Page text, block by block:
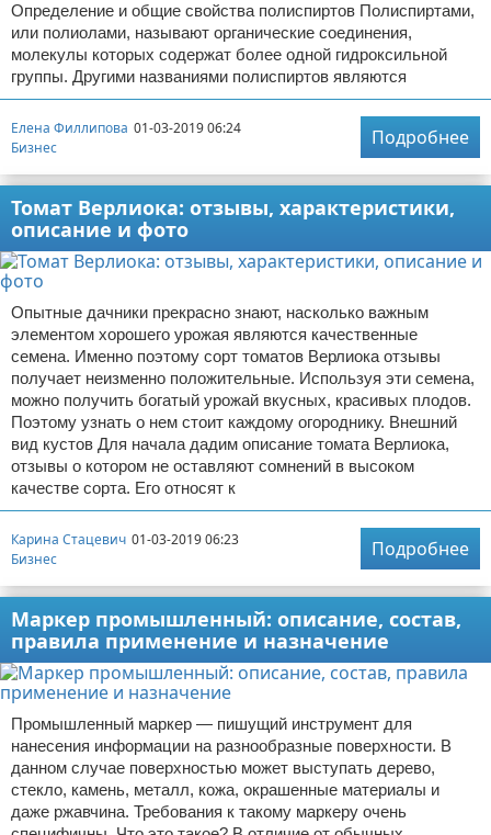
Определение и общие свойства полиспиртов Полиспиртами,
или полиолами, называют органические соединения,
молекулы которых содержат более одной гидроксильной
группы. Другими названиями полиспиртов являются
Елена Филлипова 01-03-2019 06:24
Бизнес
Подробнее
Томат Верлиока: отзывы, характеристики,
описание и фото
Опытные дачники прекрасно знают, насколько важным
элементом хорошего урожая являются качественные
семена. Именно поэтому сорт томатов Верлиока отзывы
получает неизменно положительные. Используя эти семена,
можно получить богатый урожай вкусных, красивых плодов.
Поэтому узнать о нем стоит каждому огороднику. Внешний
вид кустов Для начала дадим описание томата Верлиока,
отзывы о котором не оставляют сомнений в высоком
качестве сорта. Его относят к
Карина Стацевич 01-03-2019 06:23
Бизнес
Подробнее
Маркер промышленный: описание, состав,
правила применение и назначение
Промышленный маркер — пишущий инструмент для
нанесения информации на разнообразные поверхности. В
данном случае поверхностью может выступать дерево,
стекло, камень, металл, кожа, окрашенные материалы и
даже ржавчина. Требования к такому маркеру очень